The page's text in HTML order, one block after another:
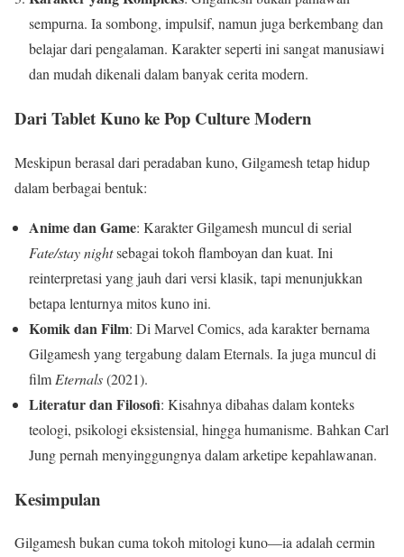
sempurna. Ia sombong, impulsif, namun juga berkembang dan
belajar dari pengalaman. Karakter seperti ini sangat manusiawi
dan mudah dikenali dalam banyak cerita modern.
Dari Tablet Kuno ke Pop Culture Modern
Meskipun berasal dari peradaban kuno, Gilgamesh tetap hidup
dalam berbagai bentuk:
Anime dan Game: Karakter Gilgamesh muncul di serial
Fate/stay nightsebagai tokoh flamboyan dan kuat. Ini
reinterpretasi yang jauh dari versi klasik, tapi menunjukkan
betapa lenturnya mitos kuno ini.
Komik dan Film: Di Marvel Comics, ada karakter bernama
Gilgamesh yang tergabung dalam Eternals. Ia juga muncul di
film Eternals(2021).
Literatur dan Filosofi: Kisahnya dibahas dalam konteks
teologi, psikologi eksistensial, hingga humanisme. Bahkan Carl
Jung pernah menyinggungnya dalam arketipe kepahlawanan.
Kesimpulan
Gilgamesh bukan cuma tokoh mitologi kuno—ia adalah cermin